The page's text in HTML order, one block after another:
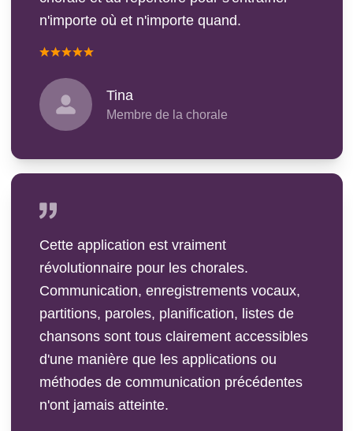
n'importe où et n'importe quand.
Tina
Membre de la chorale
Cette application est vraiment
révolutionnaire pour les chorales.
Communication, enregistrements vocaux,
partitions, paroles, planification, listes de
chansons sont tous clairement accessibles
d'une manière que les applications ou
méthodes de communication précédentes
n'ont jamais atteinte.